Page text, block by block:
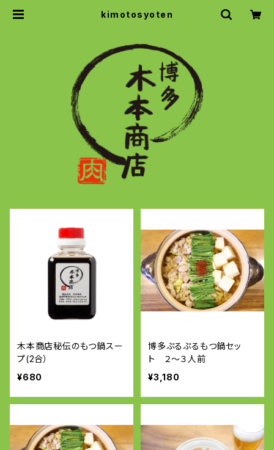
kimotosyoten
木本商店秘伝のもつ鍋スー
プ(2合）
¥680
博多ぷるぷるもつ鍋セッ
ト ２〜３人前
¥3,180